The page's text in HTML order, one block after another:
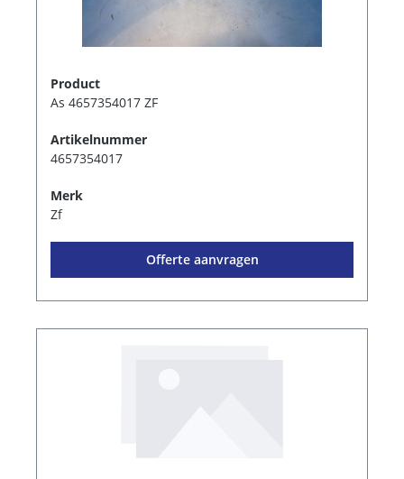
Product
As 4657354017 ZF
Artikelnummer
4657354017
Merk
Zf
Offerte aanvragen